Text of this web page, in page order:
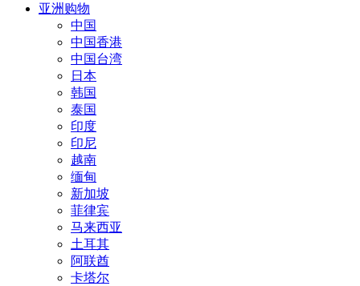
亚洲购物
中国
中国香港
中国台湾
日本
韩国
泰国
印度
印尼
越南
缅甸
新加坡
菲律宾
马来西亚
土耳其
阿联酋
卡塔尔